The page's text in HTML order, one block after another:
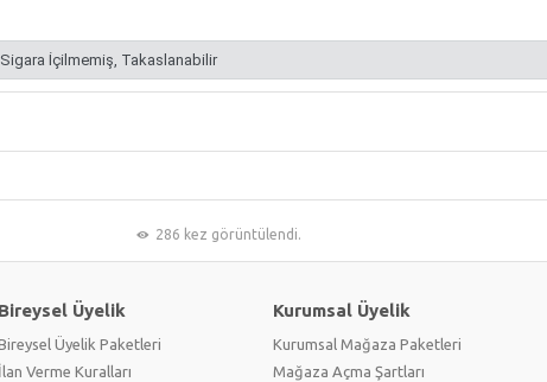
Sigara İçilmemiş, Takaslanabilir
286 kez görüntülendi.
Bireysel Üyelik
Üyelik Paketleri
İlan Verme Kuralları
Kurumsal Üyelik
Kurumsal Mağaza Paketleri
Mağaza Açma Şartları